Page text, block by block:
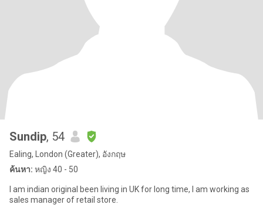
Sundip, 54
Ealing, London (Greater), อังกฤษ
ค้นหา: หญิง 40 - 50
I am indian original been living in UK for long time, I am working as
sales manager of retail store.